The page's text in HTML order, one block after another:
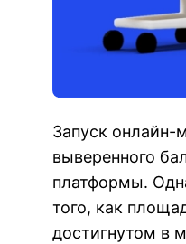
Запуск онлайн-
выверенного
платформы.
того, как
достигнутом в